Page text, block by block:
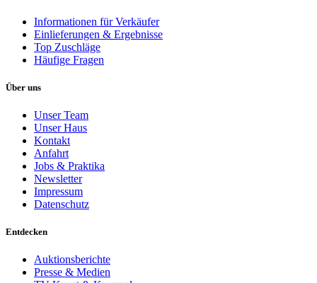
Informationen für Verkäufer
Einlieferungen & Ergebnisse
Top Zuschläge
Häufige Fragen
Über uns
Unser Team
Unser Haus
Kontakt
Anfahrt
Jobs & Praktika
Newsletter
Impressum
Datenschutz
Entdecken
Auktionsberichte
Presse & Medien